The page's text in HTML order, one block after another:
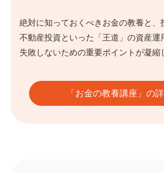
絶対に知っておくべきお金の教養と、
不動産投資といった「王道」の資産
失敗しないための重要ポイントが凝縮
「お金の教養講座」の